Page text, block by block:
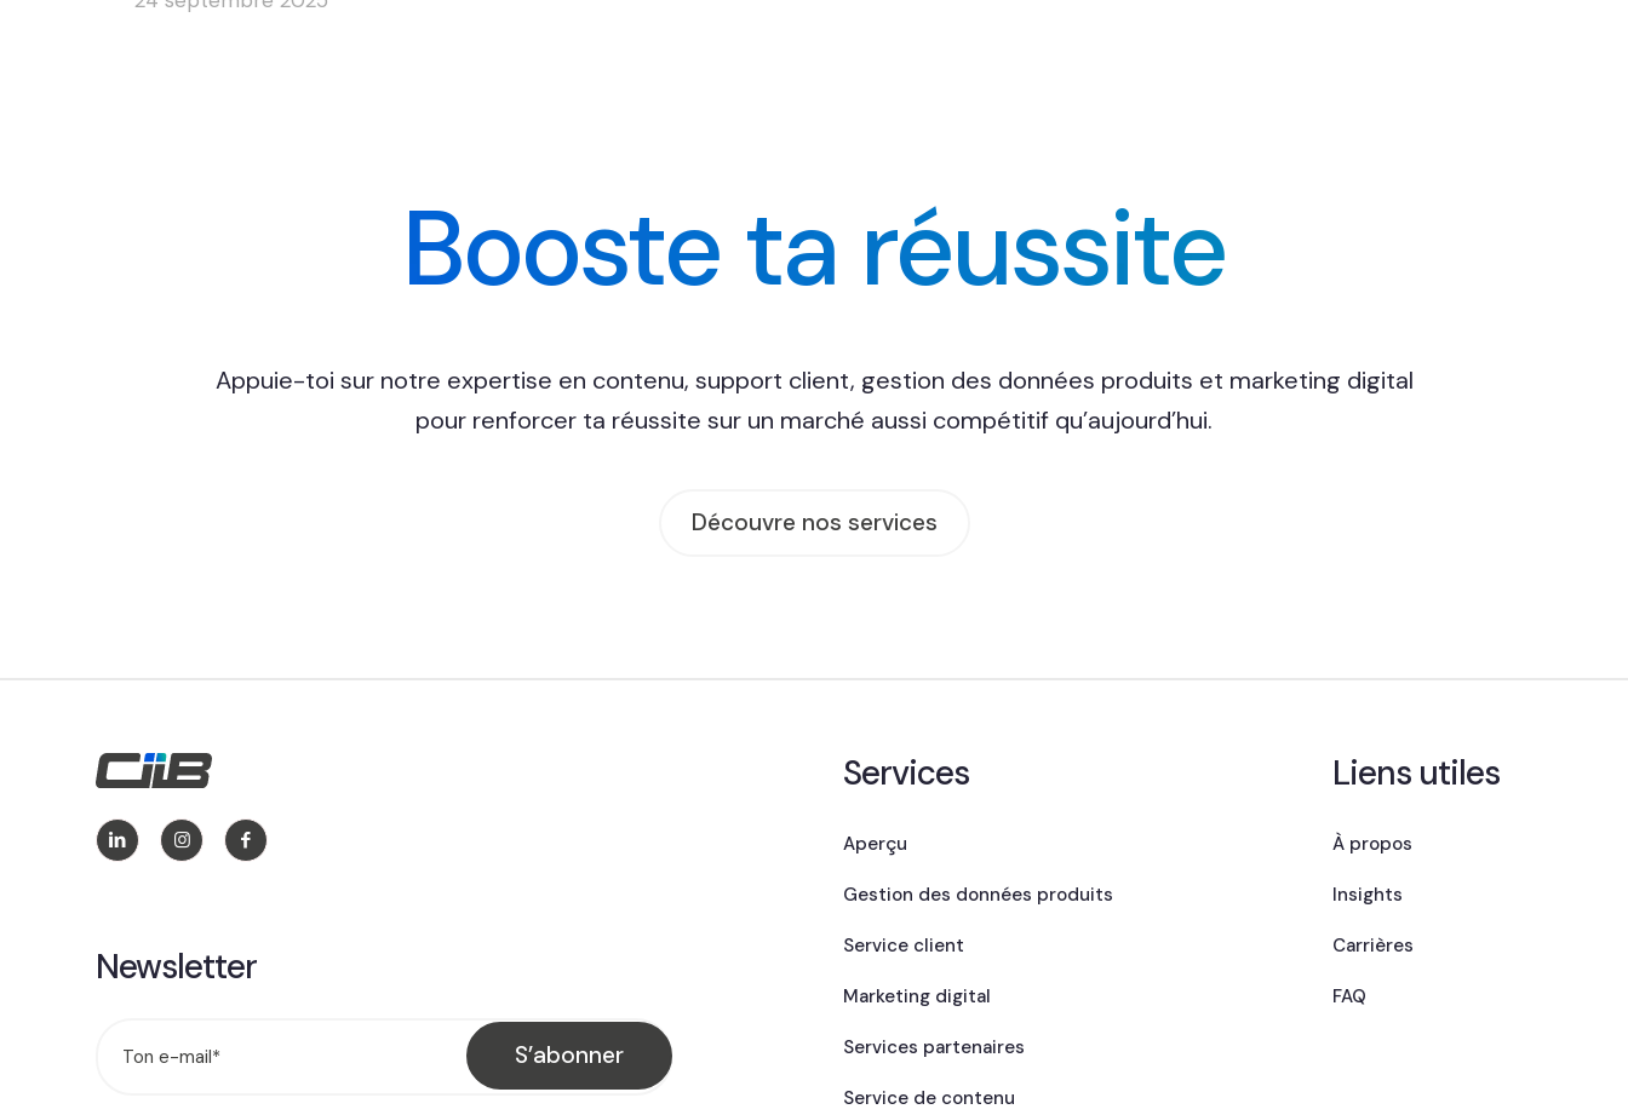
Booste ta réussite
Appuie-toi sur notre expertise en contenu, support client, gestion des données produits et marketing digital
pour renforcer ta réussite sur un marché aussi compétitif qu’aujourd’hui.
Découvre nos services
Newsletter
Services
Aperçu
Gestion des données produits
Service client
Marketing digital
Services partenaires
Service de contenu
Liens utiles
À propos
Insights
Carrières
FAQ